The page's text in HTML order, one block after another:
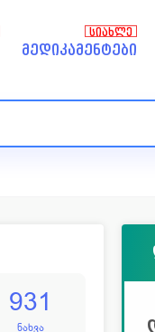
მედიკამენტები
ᲡᲘᲐᲮᲚᲔ
931
ნახვა